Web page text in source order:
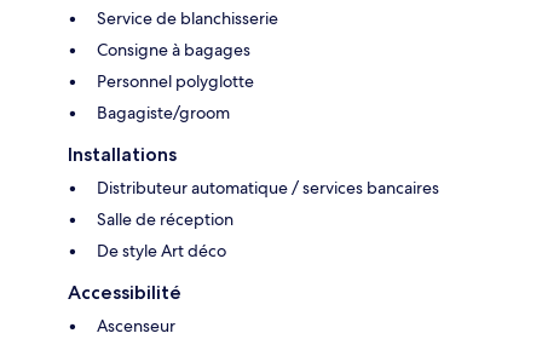
Service de blanchisserie
Consigne à bagages
Personnel polyglotte
Bagagiste/groom
Installations
Distributeur automatique / services bancaires
Salle de réception
De style Art déco
Accessibilité
Ascenseur